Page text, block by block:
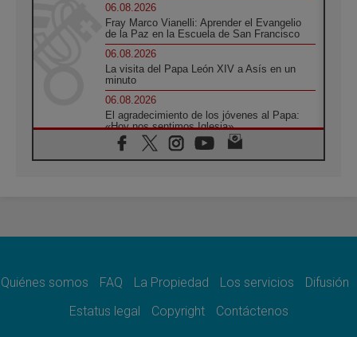
06.08.2026
Fray Marco Vianelli: Aprender el Evangelio
de la Paz en la Escuela de San Francisco
06.08.2026
La visita del Papa León XIV a Asís en un
minuto
06.08.2026
El agradecimiento de los jóvenes al Papa:
«Hoy nos sentimos Iglesia»
06.08.2026
Líbano: Reanudan los coloquios en Roma en
paz
Sturla: La visita de León XIV será una buena
noticia para todo el Uruguay
Quiénes somos FAQ La Propiedad Los servicios
Difusión
Estatus legal
Copyright Contáctenos